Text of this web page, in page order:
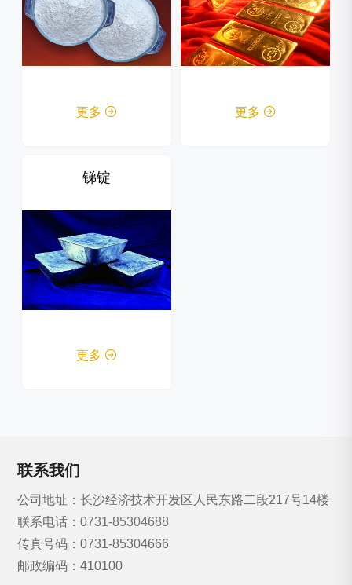
更多  更多 
锑锭
更多 
联系我们
公司地址：长沙经济技术开发区人民东路二段217号14楼
联系电话：0731-85304688
传真号码：0731-85304666
邮政编码：410100